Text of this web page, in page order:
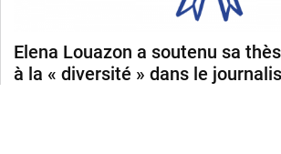
Elena Louazon a soutenu sa
à la « diversité » dans le